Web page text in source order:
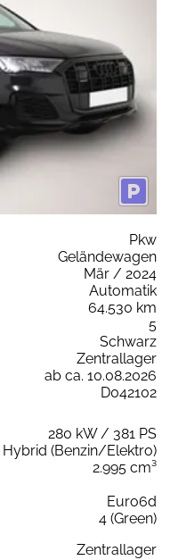
Pkw
Geländewagen
Mär / 2024
Automatik
64.530 km
5
Schwarz
Zentrallager
ab ca. 10.08.2026
D042102
280 kW / 381 PS
Hybrid (Benzin/Elektro)
2.995 cm³
Euro6d
4 (Green)
Zentrallager